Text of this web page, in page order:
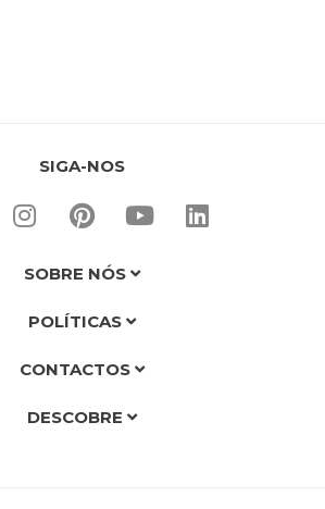
de decoração. Ora, até dia 24 ainda tem
estas situações, aproveite-os!
SIGA-NOS
SOBRE NÓS
POLÍTICAS
CONTACTOS
DESCOBRE